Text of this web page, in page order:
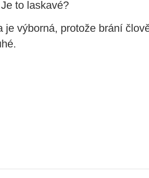
to laskavé?
je výborná, protože brání